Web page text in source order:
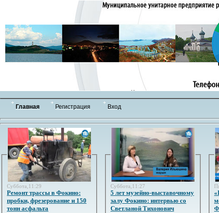
Главная Регистрация Вход
Суббота,11:29
Ремонт трассы в Фокино:
пробки, фрезерование и 150
тонн асфальта
Суббота,11:27
5 лет музейно-выставочному
залу Фокино: интервью со
Светланой Тихонович